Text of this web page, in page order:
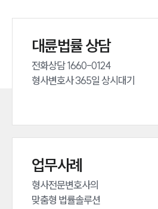
대륜법률 상담
전화상담 1660-0124
형사변호사 365일 상시대기
업무사례
형사전문변호사의
맞춤형 법률솔루션